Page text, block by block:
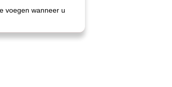
voegen wanneer u